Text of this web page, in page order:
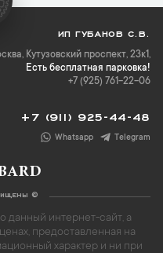
ИП ГУБАНОВ С.В.
Кутузовский проспект, 23к1,
Есть бесплатная парковка!
+7 (925) 761-22-06
+7 (911) 925-44-48
Whatsapp Telegram
©
данный интернет-сайт, а
предоставленная на
характер и ни при